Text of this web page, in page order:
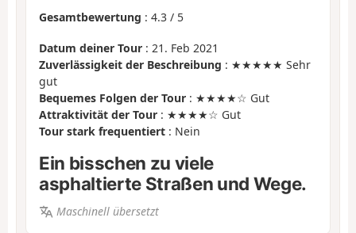
Gesamtbewertung : 4.3 / 5
Datum deiner Tour : 21. Feb 2021
Zuverlässigkeit der Beschreibung : ★★★★★ Sehr
gut
Bequemes Folgen der Tour : ★★★★☆ Gut
Attraktivität der Tour : ★★★★☆ Gut
Tour stark frequentiert : Nein
Ein bisschen zu viele
asphaltierte Straßen und Wege.
Maschinell übersetzt